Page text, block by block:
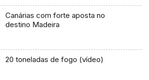
Canárias com forte aposta no
destino Madeira
20 toneladas de fogo (vídeo)